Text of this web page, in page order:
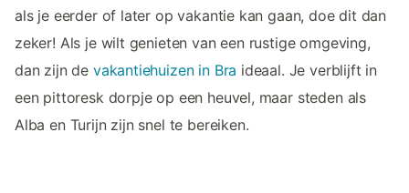
als je eerder of later op vakantie kan gaan, doe dit dan
zeker! Als je wilt genieten van een rustige omgeving,
dan zijn de vakantiehuizen in Bra ideaal. Je verblijft in
een pittoresk dorpje op een heuvel, maar steden als
Alba en Turijn zijn snel te bereiken.